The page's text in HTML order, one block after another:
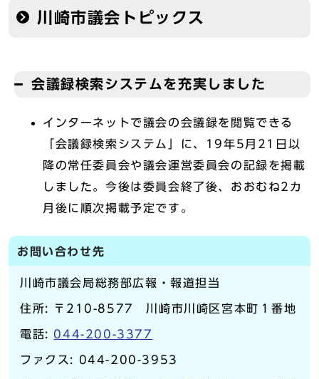
川崎市議会トピックス
会議録検索システムを充実しました
インターネットで議会の会議録を閲覧できる
「会議録検索システム」に、19年5月21日以
降の常任委員会や議会運営委員会の記録を掲載
しました。今後は委員会終了後、おおむね2カ
月後に順次掲載予定です。
お問い合わせ先
川崎市議会局総務部広報・報道担当
住所: 〒210-8577 川崎市川崎区宮本町１番地
電話: 044-200-3377
ファクス: 044-200-3953